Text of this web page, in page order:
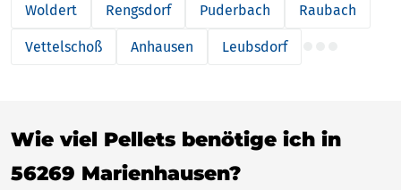
Woldert Rengsdorf Puderbach Raubach
Vettelschoß Anhausen Leubsdorf
Wie viel Pellets benötige ich in
56269 Marienhausen?